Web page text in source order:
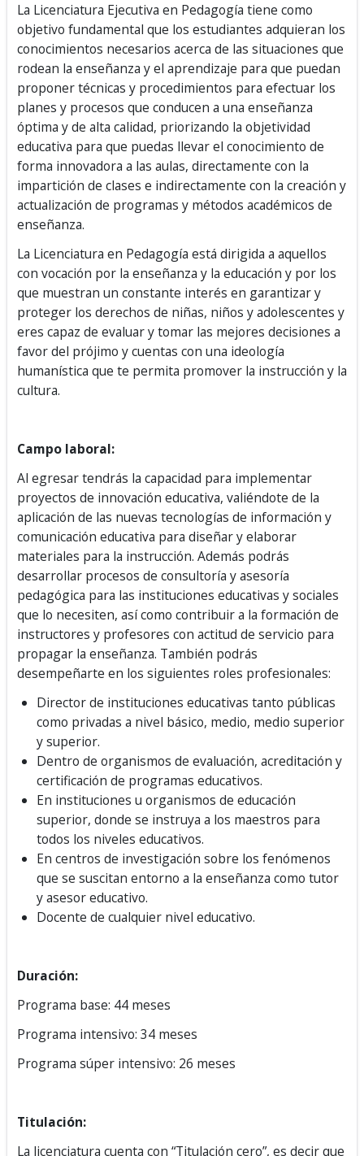
La Licenciatura Ejecutiva en Pedagogía tiene como
objetivo fundamental que los estudiantes adquieran los
conocimientos necesarios acerca de las situaciones que
rodean la enseñanza y el aprendizaje para que puedan
proponer técnicas y procedimientos para efectuar los
planes y procesos que conducen a una enseñanza
óptima y de alta calidad, priorizando la objetividad
educativa para que puedas llevar el conocimiento de
forma innovadora a las aulas, directamente con la
impartición de clases e indirectamente con la creación y
actualización de programas y métodos académicos de
enseñanza.
La Licenciatura en Pedagogía está dirigida a aquellos
con vocación por la enseñanza y la educación y por los
que muestran un constante interés en garantizar y
proteger los derechos de niñas, niños y adolescentes y
eres capaz de evaluar y tomar las mejores decisiones a
favor del prójimo y cuentas con una ideología
humanística que te permita promover la instrucción y la
cultura.
Campo laboral:
Al egresar tendrás la capacidad para implementar
proyectos de innovación educativa, valiéndote de la
aplicación de las nuevas tecnologías de información y
comunicación educativa para diseñar y elaborar
materiales para la instrucción. Además podrás
desarrollar procesos de consultoría y asesoría
pedagógica para las instituciones educativas y sociales
que lo necesiten, así como contribuir a la formación de
instructores y profesores con actitud de servicio para
propagar la enseñanza. También podrás
desempeñarte en los siguientes roles profesionales:
Director de instituciones educativas tanto públicas
como privadas a nivel básico, medio, medio superior
y superior.
Dentro de organismos de evaluación, acreditación y
certificación de programas educativos.
En instituciones u organismos de educación
superior, donde se instruya a los maestros para
todos los niveles educativos.
En centros de investigación sobre los fenómenos
que se suscitan entorno a la enseñanza como tutor
y asesor educativo.
Docente de cualquier nivel educativo.
Duración:
Programa base: 44 meses
Programa intensivo: 34 meses
Programa súper intensivo: 26 meses
Titulación:
La licenciatura cuenta con “Titulación cero”, es decir que